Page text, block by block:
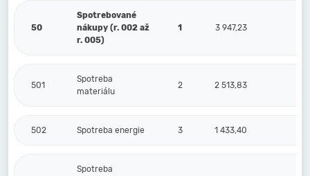
50
Spotrebované
nákupy (r. 002 až
r. 005)
1 3 947,23
501
Spotreba
materiálu
2 2 513,83
502 Spotreba energie 3 1 433,40
Spotreba